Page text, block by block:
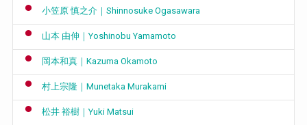
小笠原 慎之介｜Shinnosuke Ogasawara
山本 由伸｜Yoshinobu Yamamoto
岡本和真｜Kazuma Okamoto
村上宗隆｜Munetaka Murakami
松井 裕樹｜Yuki Matsui